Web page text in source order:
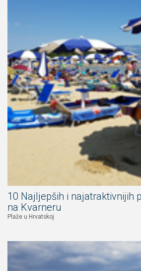
10 Najljepših i najatraktivnijih
na Kvarneru
Plaže u Hrvatskoj